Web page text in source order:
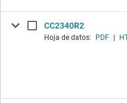
CC2340R2
Hoja de datos: PDF